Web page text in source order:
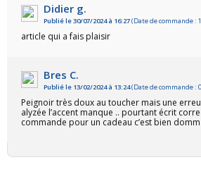
Didier g.
Publié le 30/07/2024 à 16:27(Date de commande :
article qui a fais plaisir
Bres C.
Publié le 13/02/2024 à 13:24(Date de commande :
Peignoir très doux au toucher mais une
alyzée l’accent manque .. pourtant écrit
commande pour un cadeau c’est bien